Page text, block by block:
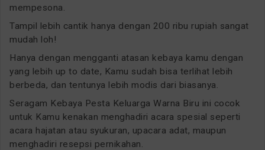
mempesona.
Tampil lebih cantik hanya dengan 200 ribu rupiah sangat
mudah loh!
Hanya dengan mengganti atasan kebaya kamu dengan
yang lebih up to date, Kamu sudah bisa terlihat lebih
berbeda, dan tentunya lebih modis dari biasanya.
Seragam Kebaya Pesta Keluarga Warna Biru ini cocok
untuk Kamu kenakan menghadiri acara spesial seperti
acara hajatan atau syukuran, upacara adat, maupun
menghadiri resepsi pernikahan.